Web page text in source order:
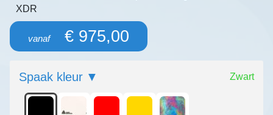
XDR
vanaf€ 975,00
Spaak kleur Zwart